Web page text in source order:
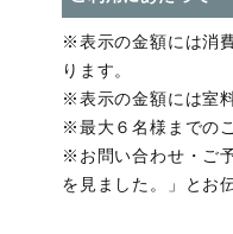
※表示の金額には消
ります。
※表示の金額には室
※最大６名様までの
※お問い合わせ・ご
を見ました。」とお